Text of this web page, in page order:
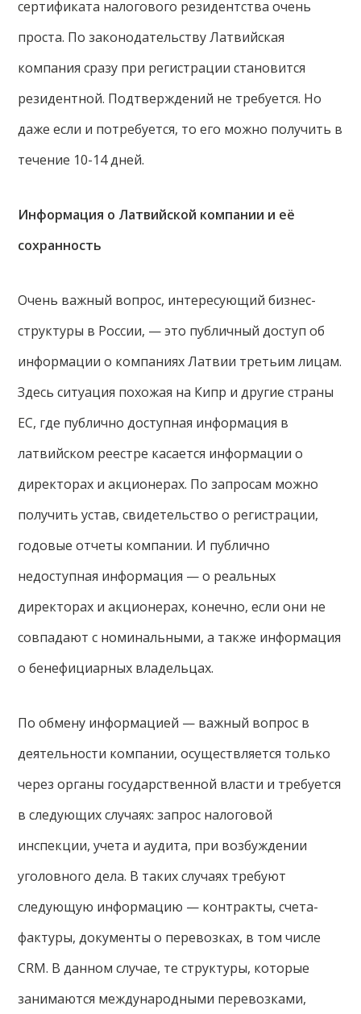
сертификата налогового резидентства очень
проста. По законодательству Латвийская
компания сразу при регистрации становится
резидентной. Подтверждений не требуется. Но
даже если и потребуется, то его можно получить в
течение 10-14 дней.
Информация о Латвийской компании и её
сохранность
Очень важный вопрос, интересующий бизнес-
структуры в России, — это публичный доступ об
информации о компаниях Латвии третьим лицам.
Здесь ситуация похожая на Кипр и другие страны
ЕС, где публично доступная информация в
латвийском реестре касается информации о
директорах и акционерах. По запросам можно
получить устав, свидетельство о регистрации,
годовые отчеты компании. И публично
недоступная информация — о реальных
директорах и акционерах, конечно, если они не
совпадают с номинальными, а также информация
о бенефициарных владельцах.
По обмену информацией — важный вопрос в
деятельности компании, осуществляется только
через органы государственной власти и требуется
в следующих случаях: запрос налоговой
инспекции, учета и аудита, при возбуждении
уголовного дела. В таких случаях требуют
следующую информацию — контракты, счета-
фактуры, документы о перевозках, в том числе
CRM. В данном случае, те структуры, которые
занимаются международными перевозками,